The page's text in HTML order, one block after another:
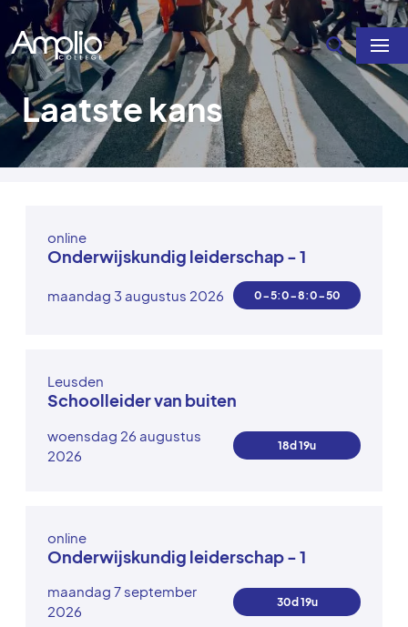
Overslaan en naar de inhoud gaan
Laatste kans
online
Onderwijskundig leiderschap - 1
maandag 3 augustus 2026 0-5:0-8:0-51
Leusden
Schoolleider van buiten
woensdag 26 augustus
2026
18d 19u
online
Onderwijskundig leiderschap - 1
maandag 7 september
2026
30d 19u